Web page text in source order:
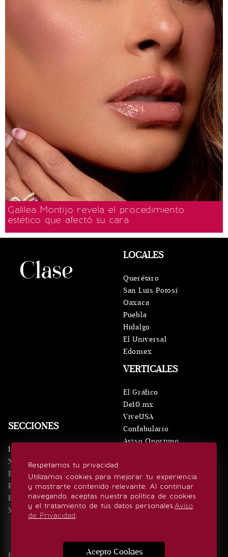
Galilea Montijo revela el procedimiento
estético que afectó su cara
Respetamos tu privacidad
Utilizamos cookies para mejorar tu experiencia
y mostrarte contenido relevante. Al continuar
navegando, aceptas nuestra política de cookies
y el tratamiento de tus datos personales.Aviso
de Privacidad.
Acepto Cookies
SECCIONES
Inicio
Noticias
Eventos
Realeza
Estilo de vida
Minuto x Minuto
VERTICALES
El Gráfico
De10.mx
ViveUSA
Confabulario
Aviso Oportuno
LOCALES
Querétaro
San Luis Potosí
Oaxaca
Puebla
Hidalgo
El Universal
Edomex
SÍGUENOS